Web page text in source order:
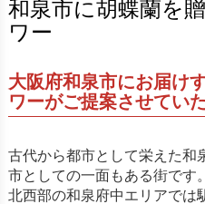
和泉市に胡蝶蘭を
ワー
大阪府和泉市にお届け
ワーがご提案させてい
古代から都市として栄えた和
市としての一面もある街です。
北西部の和泉府中エリアでは